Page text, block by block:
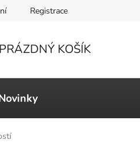
Registrace
PRÁZDNÝ KOŠÍK